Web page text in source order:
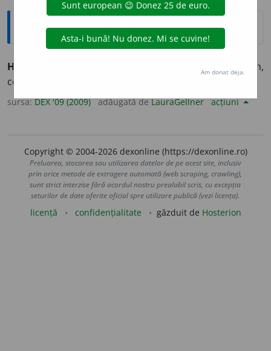
Explicative DEX
HOMOCR
(Rar) Simultan,
concomitent, sincronic. – Din
sursa:DEX '09 (2009) adăugată deLauraGellner acțiuni
Copyright © 2004-2026 dexonline (https://dexonline.ro)
Preluarea, stocarea sau utilizarea datelor de pe acest site, inclusiv
prin orice metode de extragere automată (web scraping, crawling),
sunt strict interzise fără acordul nostru prealabil scris, cu excepția
seturilor de date oferite oficial spre utilizare publică (vezi licența).
licență confidențialitate găzduit de Hosterion
Am donat deja.